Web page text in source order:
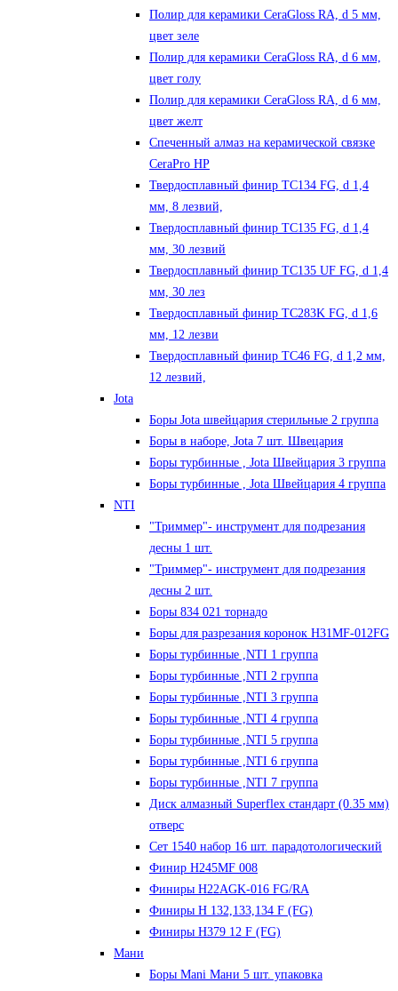
Полир для керамики CeraGloss RA, d 5 мм,
цвет зеле
Полир для керамики CeraGloss RA, d 6 мм,
цвет голу
Полир для керамики CeraGloss RA, d 6 мм,
цвет желт
Спеченный алмаз на керамической связке
CeraPro HP
Твердосплавный финир TC134 FG, d 1,4
мм, 8 лезвий,
Твердосплавный финир TC135 FG, d 1,4
мм, 30 лезвий
Твердосплавный финир TC135 UF FG, d 1,4
мм, 30 лез
Твердосплавный финир TC283K FG, d 1,6
мм, 12 лезви
Твердосплавный финир TC46 FG, d 1,2 мм,
12 лезвий,
Jota
Боры Jota швейцария стерильные 2 группа
Боры в наборе, Jota 7 шт. Швецария
Боры турбинные , Jota Швейцария 3 группа
Боры турбинные , Jota Швейцария 4 группа
NTI
"Триммер"- инструмент для подрезания
десны 1 шт.
"Триммер"- инструмент для подрезания
десны 2 шт.
Боры 834 021 торнадо
Боры для разрезания коронок H31MF-012FG
Боры турбинные ,NTI 1 группа
Боры турбинные ,NTI 2 группа
Боры турбинные ,NTI 3 группа
Боры турбинные ,NTI 4 группа
Боры турбинные ,NTI 5 группа
Боры турбинные ,NTI 6 группа
Боры турбинные ,NTI 7 группа
Диск алмазный Superflex стандарт (0.35 мм)
отверс
Сет 1540 набор 16 шт. парадотологический
Финир H245MF 008
Финиры H22AGK-016 FG/RA
Финиры Н 132,133,134 F (FG)
Финиры Н379 12 F (FG)
Мани
Боры Mani Мани 5 шт. упаковка